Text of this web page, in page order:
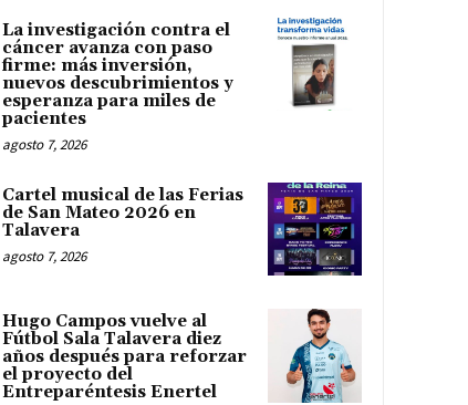
La investigación contra el
cáncer avanza con paso
firme: más inversión,
nuevos descubrimientos y
esperanza para miles de
pacientes
agosto 7, 2026
Cartel musical de las Ferias
de San Mateo 2026 en
Talavera
agosto 7, 2026
Hugo Campos vuelve al
Fútbol Sala Talavera diez
años después para reforzar
el proyecto del
Entreparéntesis Enertel